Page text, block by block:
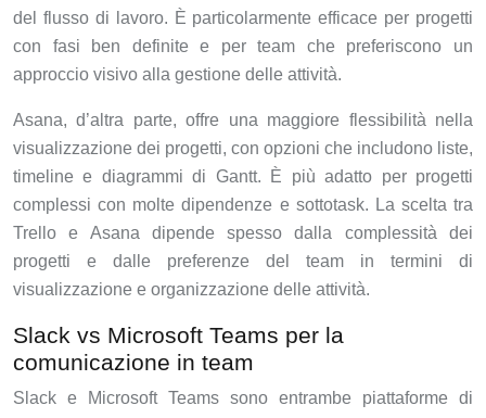
del flusso di lavoro. È particolarmente efficace per progetti
con fasi ben definite e per team che preferiscono un
approccio visivo alla gestione delle attività.
Asana, d’altra parte, offre una maggiore flessibilità nella
visualizzazione dei progetti, con opzioni che includono liste,
timeline e diagrammi di Gantt. È più adatto per progetti
complessi con molte dipendenze e sottotask. La scelta tra
Trello e Asana dipende spesso dalla complessità dei
progetti e dalle preferenze del team in termini di
visualizzazione e organizzazione delle attività.
Slack vs Microsoft Teams per la
comunicazione in team
Slack e Microsoft Teams sono entrambe piattaforme di